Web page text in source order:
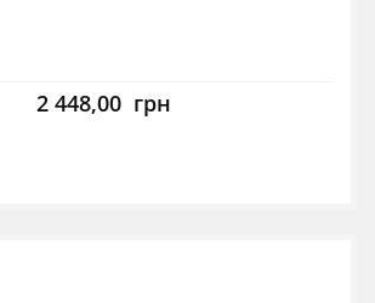
2 448,00грн